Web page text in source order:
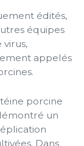
édités,
équipes
appelés
porcine
un
Dans